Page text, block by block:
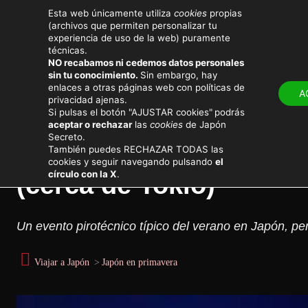
LUGARES
Eventos y festivales en Japón
Festival de fuegos
(cerca de Tokio)
Un evento pirotécnico típico del verano en Japón,
Viajar a Japón > Japón en primavera
Esta web únicamente utiliza cookies propias
(archivos que permiten personalizar tu
experiencia de uso de la web) puramente
técnicas.
NO recabamos ni cedemos datos personales
sin tu conocimiento. Sin embargo, hay
enlaces a otras páginas web con políticas de
privacidad ajenas.
Si pulsas el botón "AJUSTAR cookies" podrás
aceptar o rechazarlas cookies de Japón
Secreto.
También puedes RECHAZAR TODAS las
cookies y seguir navegando pulsando el
círculo con la X.